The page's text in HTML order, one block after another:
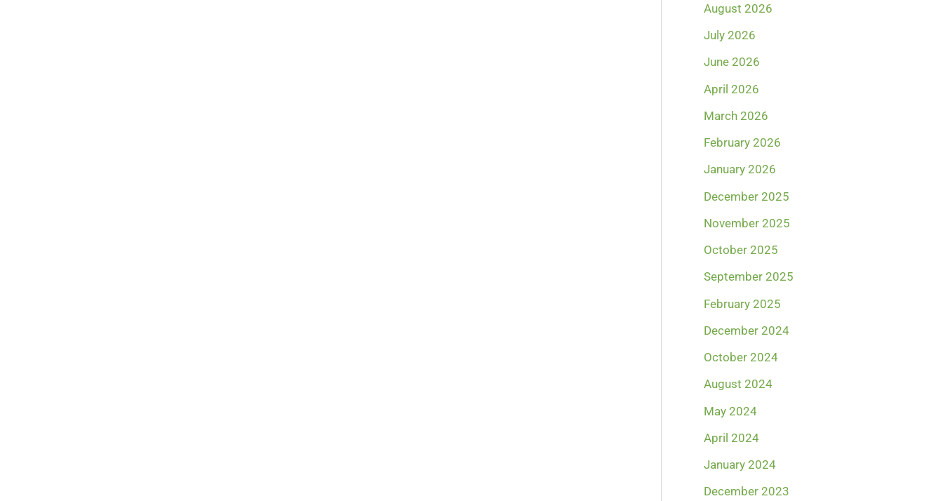
August 2026
July 2026
June 2026
April 2026
March 2026
February 2026
January 2026
December 2025
November 2025
October 2025
September 2025
February 2025
December 2024
October 2024
August 2024
May 2024
April 2024
January 2024
December 2023